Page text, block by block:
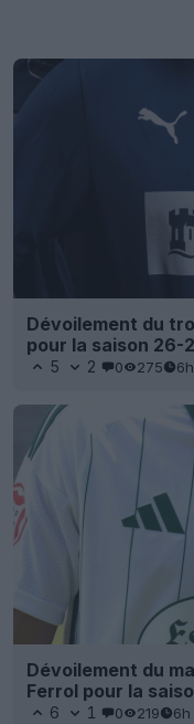
Dévoilement du
pour la saison 26-
5 2 0 275 6h
Dévoilement du
Ferrol pour la
6 1 0 219 6h